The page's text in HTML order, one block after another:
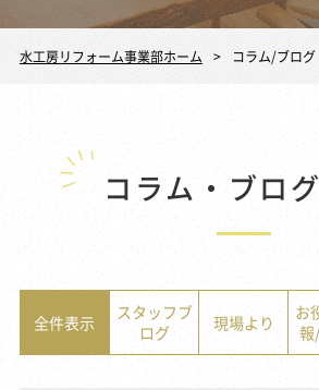
水工房リフォーム事業部ホーム コラム/ブログ
コラム・ブロ
全件表示
スタッフブ
ログ
現場より
お
報